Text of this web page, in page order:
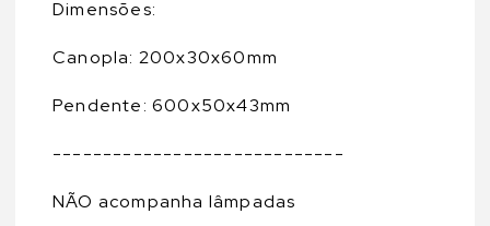
Dimensões:
Canopla: 200x30x60mm
Pendente: 600x50x43mm
-----------------------------
NÃO acompanha lâmpadas